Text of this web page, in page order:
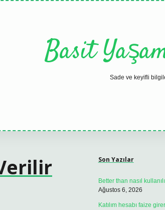
Basit
Sade ve keyifli
Son Yazılar
Better than nasıl
Ağustos 6, 2026
Katılım hesabı faize